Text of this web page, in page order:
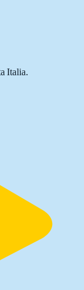
Italia.